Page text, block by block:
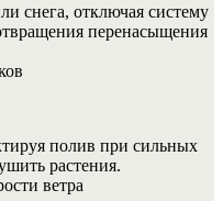
снега, отключая систему
перенасыщения
полив при сильных
растения.
ветра